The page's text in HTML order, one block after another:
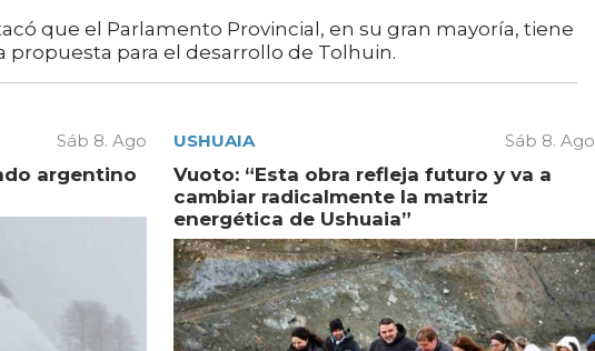
que el Parlamento Provincial, en su gran mayoría, tiene
propuesta para el desarrollo de Tolhuin.
Sáb 8. Ago
argentino
USHUAIA Sáb 8. Ago
Vuoto: “Esta obra refleja futuro y va a
cambiar radicalmente la matriz
energética de Ushuaia”